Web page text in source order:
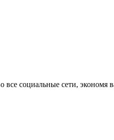
все социальные сети, экономя